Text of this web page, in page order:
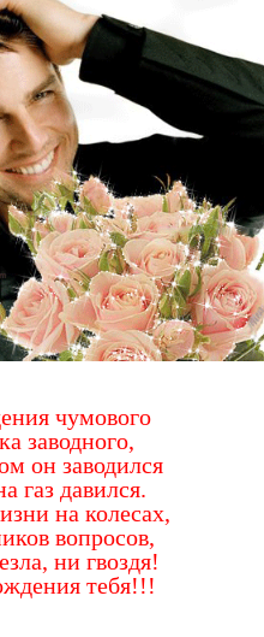
чумового
заводного,
он заводился
газ давился.
на колесах,
вопросов,
ни гвоздя!
тебя!!!